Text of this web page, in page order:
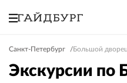
Санкт-Петербург Большой
Экскурсии по